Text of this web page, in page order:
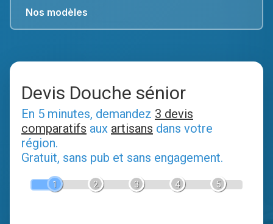
Nos modèles
Devis Douche sénior
En 5 minutes, demandez 3 devis
comparatifs aux artisans dans votre
région.
Gratuit, sans pub et sans engagement.
1 2 3 4 5